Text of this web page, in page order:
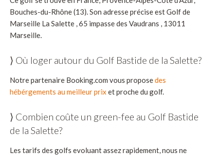
Bouches-du-Rhône (13). Son adresse précise est Golf de
Marseille La Salette , 65 impasse des Vaudrans , 13011
Marseille.
⟩ Où loger autour du Golf Bastide de la Salette?
Notre partenaire Booking.com vous proposedes
hébérgements au meilleur prix et proche du golf.
⟩ Combien coûte un green-fee au Golf Bastide
de la Salette?
Les tarifs des golfs evoluant assez rapidement, nous ne